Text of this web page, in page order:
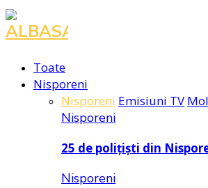
Facebook
Instagram
Youtube
Toate
Nisporeni
Nisporeni Emisiuni TV
Nisporeni
25 de polițiști din
Nisporeni